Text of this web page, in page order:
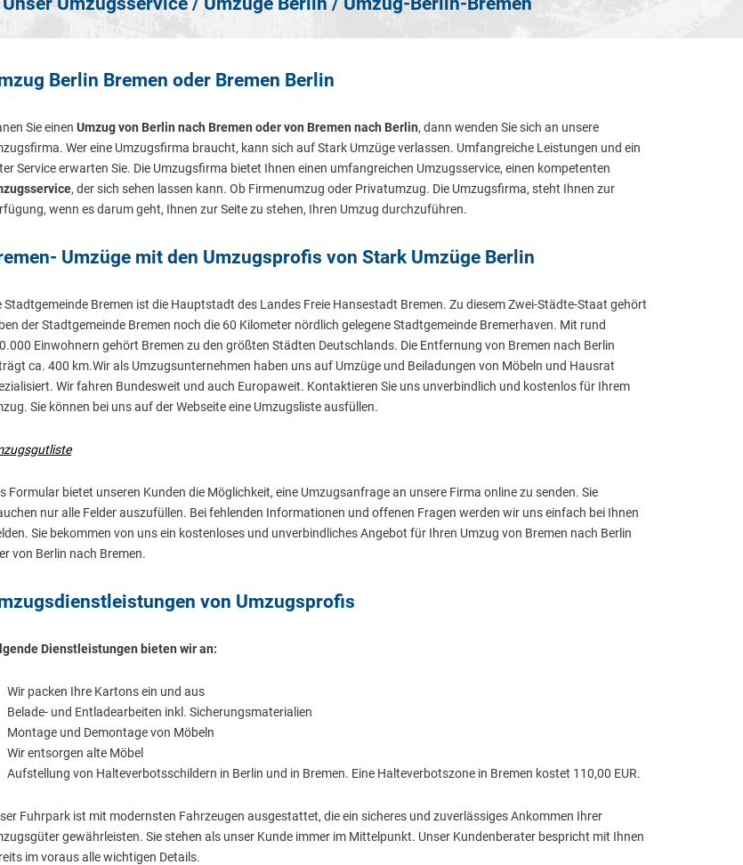
Berlin Bremen oder Bremen Berlin
Sie einen Umzug von Berlin nach Bremen oder von Bremen nach Berlin, dann wenden Sie sich an unsere
Wer eine Umzugsfirma braucht, kann sich auf Stark Umzüge verlassen. Umfangreiche Leistungen und ein
Service erwarten Sie. Die Umzugsfirma bietet Ihnen einen umfangreichen Umzugsservice, einen kompetenten
, der sich sehen lassen kann. Ob Firmenumzug oder Privatumzug. Die Umzugsfirma, steht Ihnen zur
wenn es darum geht, Ihnen zur Seite zu stehen, Ihren Umzug durchzuführen.
Umzüge mit den Umzugsprofis von Stark Umzüge Berlin
Stadtgemeinde Bremen ist die Hauptstadt des Landes Freie Hansestadt Bremen. Zu diesem Zwei-Städte-Staat gehört
der Stadtgemeinde Bremen noch die 60 Kilometer nördlich gelegene Stadtgemeinde Bremerhaven. Mit rund
Einwohnern gehört Bremen zu den größten Städten Deutschlands. Die Entfernung von Bremen nach Berlin
ca. 400 km.Wir als Umzugsunternehmen haben uns auf Umzüge und Beiladungen von Möbeln und Hausrat
Wir fahren Bundesweit und auch Europaweit. Kontaktieren Sie uns unverbindlich und kostenlos für Ihrem
Sie können bei uns auf der Webseite eine Umzugsliste ausfüllen.
Formular bietet unseren Kunden die Möglichkeit, eine Umzugsanfrage an unsere Firma online zu senden. Sie
nur alle Felder auszufüllen. Bei fehlenden Informationen und offenen Fragen werden wir uns einfach bei Ihnen
Sie bekommen von uns ein kostenloses und unverbindliches Angebot für Ihren Umzug von Bremen nach Berlin
von Berlin nach Bremen.
von Umzugsprofis
Dienstleistungen bieten wir an:
Wir packen Ihre Kartons ein und aus
Belade- und Entladearbeiten inkl. Sicherungsmaterialien
Montage und Demontage von Möbeln
Wir entsorgen alte Möbel
Aufstellung von Halteverbotsschildern in Berlin und in Bremen. Eine Halteverbotszone in Bremen kostet 110,00 EUR.
Fuhrpark ist mit modernsten Fahrzeugen ausgestattet, die ein sicheres und zuverlässiges Ankommen Ihrer
gewährleisten. Sie stehen als unser Kunde immer im Mittelpunkt. Unser Kundenberater bespricht mit Ihnen
im voraus alle wichtigen Details.